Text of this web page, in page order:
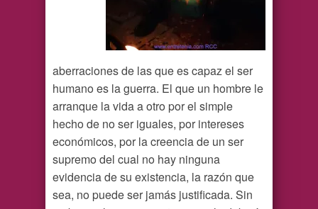
aberraciones de las que es capaz el ser
humano es la guerra. El que un hombre le
arranque la vida a otro por el simple
hecho de no ser iguales, por intereses
económicos, por la creencia de un ser
supremo del cual no hay ninguna
evidencia de su existencia, la razón que
sea, no puede ser jamás justificada. Sin